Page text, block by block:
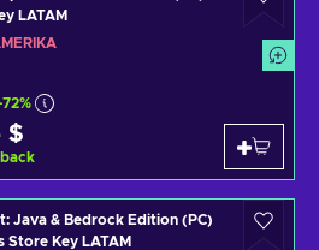
LATAM
72%
$
Java & Bedrock Edition (PC)
Store Key LATAM